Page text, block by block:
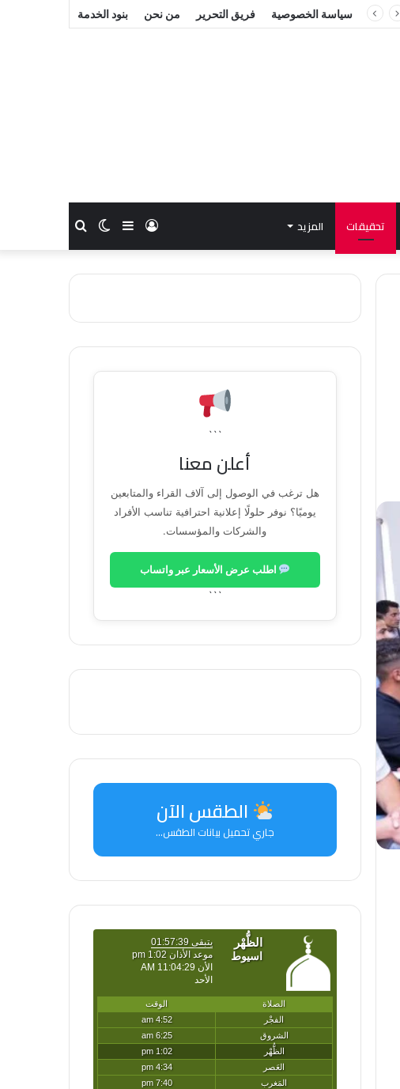
سياسة الخصوصية فريق التحرير من نحن بنود الخدمة
تحقيقات المزيد بحثالوضع
المظلم
إضافة
عمود
جانبي
تسجيل
الدخول
```
أعلن معنا
هل ترغب في الوصول إلى آلاف القراء والمتابعين
يوميًا؟ نوفر حلولًا إعلانية احترافية تناسب الأفراد
والشركات والمؤسسات.
اطلب عرض الأسعار عبر واتساب
```
الطقس الآن
جاري تحميل بيانات الطقس...